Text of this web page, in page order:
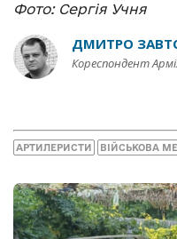
Фото: Сергія Учня
ДМИТРО
Кореспондент
АРТИЛЕРИСТИ ВІЙСЬКОВА